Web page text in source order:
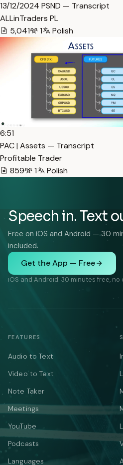
13/12/2024 PSND — Transcript
ALLinTraders PL
5,041
1 Polish
6:51
PAC | Assets — Transcript
Profitable Trader
859
1 Polish
Speech in. Text
Free on iOS and Android — 30
included.
Get the App — Free
iOS and Android. 30 minutes free, no
FEATURES
Audio to Text
Video to Text
Note Taker
Meetings
YouTube
Podcasts
Languages